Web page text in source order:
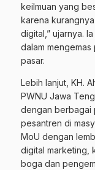
keilmuan yang
karena
digital,” ujarnya.
dalam
pasar.
Lebih lanjut, KH.
PWNU Jawa
dengan berbagai
pesantren di
MoU dengan
digital marketing,
boga dan